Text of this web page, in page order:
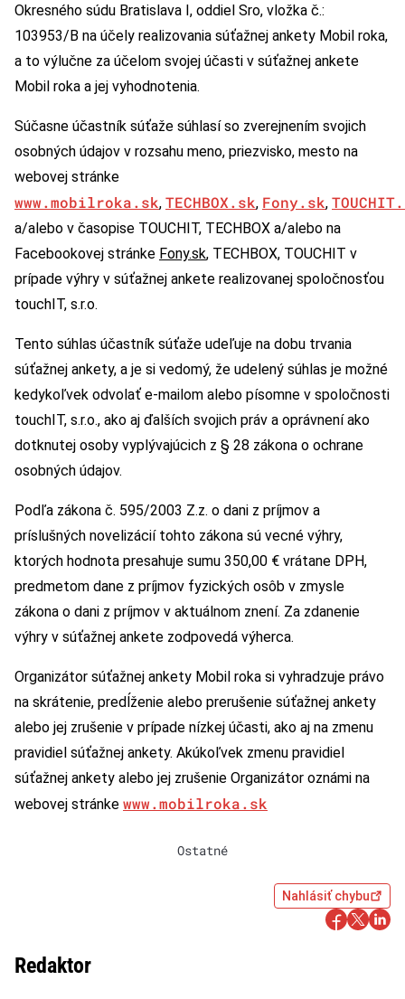
Okresného súdu Bratislava I, oddiel Sro, vložka č.:
103953/B na účely realizovania súťažnej ankety Mobil roka,
a to výlučne za účelom svojej účasti v súťažnej ankete
Mobil roka a jej vyhodnotenia.
Súčasne účastník súťaže súhlasí so zverejnením svojich
osobných údajov v rozsahu meno, priezvisko, mesto na
webovej stránke
www.mobilroka.sk, TECHBOX.sk, Fony.sk,
a/alebo v časopise TOUCHIT, TECHBOX a/alebo na
Facebookovej stránke Fony.sk, TECHBOX, TOUCHIT v
prípade výhry v súťažnej ankete realizovanej spoločnosťou
touchIT, s.r.o.
Tento súhlas účastník súťaže udeľuje na dobu trvania
súťažnej ankety, a je si vedomý, že udelený súhlas je možné
kedykoľvek odvolať e-mailom alebo písomne v spoločnosti
touchIT, s.r.o., ako aj ďalších svojich práv a oprávnení ako
dotknutej osoby vyplývajúcich z § 28 zákona o ochrane
osobných údajov.
Podľa zákona č. 595/2003 Z.z. o dani z príjmov a
príslušných novelizácií tohto zákona sú vecné výhry,
ktorých hodnota presahuje sumu 350,00 € vrátane DPH,
predmetom dane z príjmov fyzických osôb v zmysle
zákona o dani z príjmov v aktuálnom znení. Za zdanenie
výhry v súťažnej ankete zodpovedá výherca.
Organizátor súťažnej ankety Mobil roka si vyhradzuje právo
na skrátenie, predĺženie alebo prerušenie súťažnej ankety
alebo jej zrušenie v prípade nízkej účasti, ako aj na zmenu
pravidiel súťažnej ankety. Akúkoľvek zmenu pravidiel
súťažnej ankety alebo jej zrušenie Organizátor oznámi na
webovej stránke www.mobilroka.sk
Ostatné
Nahlásiť chybu
Redaktor